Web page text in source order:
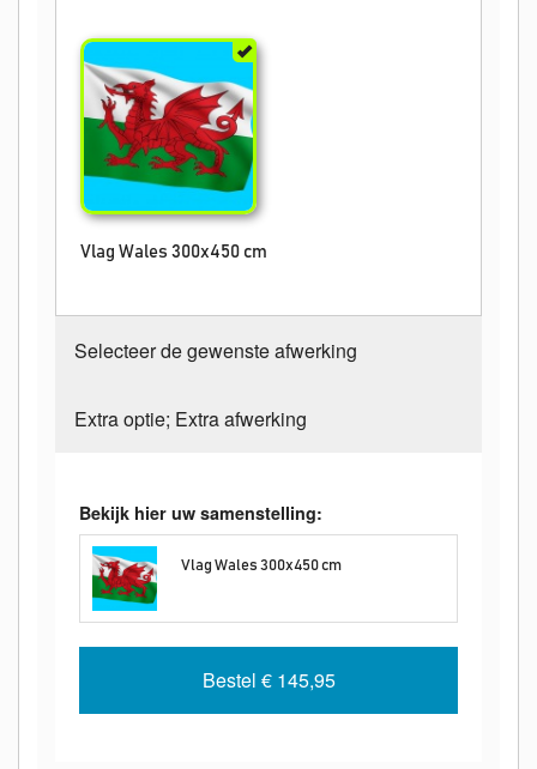
Vlag Wales 300x450 cm
Selecteer de gewenste afwerking
Extra optie; Extra afwerking
Bekijk hier uw samenstelling:
Vlag Wales 300x450 cm
Bestel € 145,95